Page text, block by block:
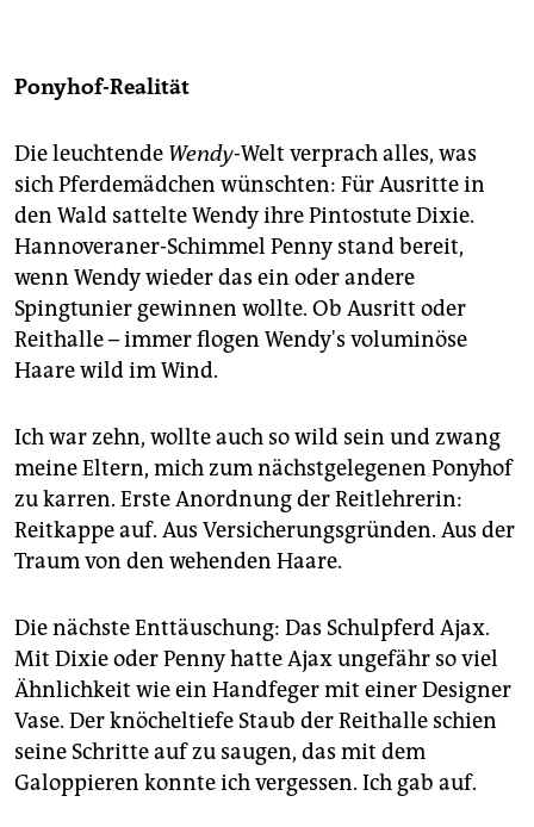
Ponyhof-Realität
Die leuchtende Wendy-Welt verprach alles, was
sich Pferdemädchen wünschten: Für Ausritte in
den Wald sattelte Wendy ihre Pintostute Dixie.
Hannoveraner-Schimmel Penny stand bereit,
wenn Wendy wieder das ein oder andere
Spingtunier gewinnen wollte. Ob Ausritt oder
Reithalle – immer flogen Wendy's voluminöse
Haare wild im Wind.
Ich war zehn, wollte auch so wild sein und zwang
meine Eltern, mich zum nächstgelegenen Ponyhof
zu karren. Erste Anordnung der Reitlehrerin:
Reitkappe auf. Aus Versicherungsgründen. Aus der
Traum von den wehenden Haare.
Die nächste Enttäuschung: Das Schulpferd Ajax.
Mit Dixie oder Penny hatte Ajax ungefähr so viel
Ähnlichkeit wie ein Handfeger mit einer Designer
Vase. Der knöcheltiefe Staub der Reithalle schien
seine Schritte auf zu saugen, das mit dem
Galoppieren konnte ich vergessen. Ich gab auf.